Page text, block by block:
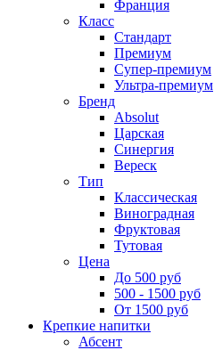
Франция
Класс
Стандарт
Премиум
Супер-премиум
Ультра-премиум
Бренд
Absolut
Царская
Синергия
Вереск
Тип
Классическая
Виноградная
Фруктовая
Тутовая
Цена
До 500 руб
500 - 1500 руб
От 1500 руб
Крепкие напитки
Абсент